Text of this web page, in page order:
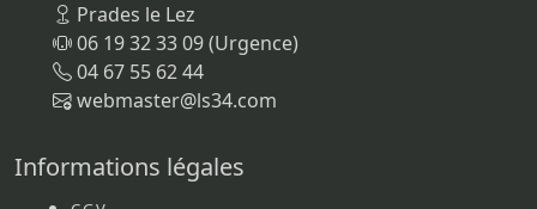
Prades le Lez
06 19 32 33 09 (Urgence)
04 67 55 62 44
webmaster@ls34.com
Informations légales